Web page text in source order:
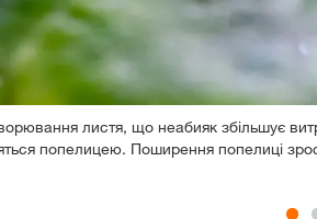
листя, що неабияк збільшує
попелицею. Поширення попелиці